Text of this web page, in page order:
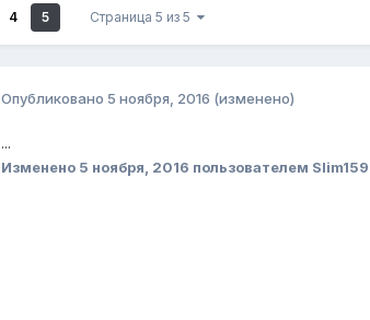
4 5 Страница 5 из 5
Опубликовано 5 ноября, 2016 (изменено)
...
Изменено 5 ноября, 2016 пользователем Slim159